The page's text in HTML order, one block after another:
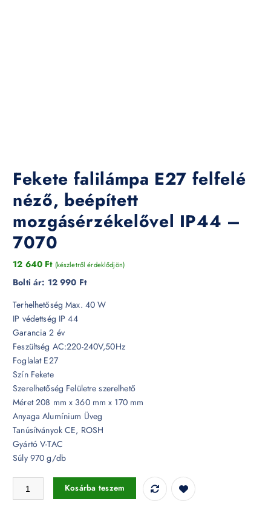
Fekete falilámpa E27 felfelé
néző, beépített
mozgásérzékelővel IP44 –
7070
12 640 Ft (készletről érdeklődjön)
Bolti ár: 12 990 Ft
Terhelhetőség Max. 40 W
IP védettség IP 44
Garancia 2 év
Feszültség AC:220-240V,50Hz
Foglalat E27
Szín Fekete
Szerelhetőség Felületre szerelhető
Méret 208 mm x 360 mm x 170 mm
Anyaga Alumínium Üveg
Tanúsítványok CE, ROSH
Gyártó V-TAC
Súly 970 g/db
Fekete falilámpa E27 felfelé néző, beépített mozgásérzékelővel IP44 -
Kosárba teszem